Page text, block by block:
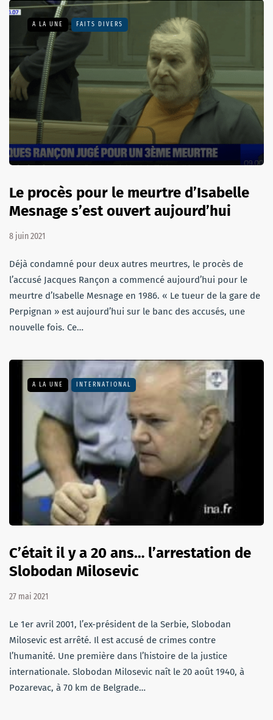
A LA UNE FAITS DIVERS
Le procès pour le meurtre d’Isabelle
Mesnage s’est ouvert aujourd’hui
8 juin 2021
Déjà condamné pour deux autres meurtres, le procès de
l’accusé Jacques Rançon a commencé aujourd’hui pour le
meurtre d’Isabelle Mesnage en 1986. « Le tueur de la gare de
Perpignan » est aujourd’hui sur le banc des accusés, une
nouvelle fois. Ce…
A LA UNE INTERNATIONAL
C’était il y a 20 ans… l’arrestation de
Slobodan Milosevic
27 mai 2021
Le 1er avril 2001, l’ex-président de la Serbie, Slobodan
Milosevic est arrêté. Il est accusé de crimes contre
l’humanité. Une première dans l’histoire de la justice
internationale. Slobodan Milosevic naît le 20 août 1940, à
Pozarevac, à 70 km de Belgrade…